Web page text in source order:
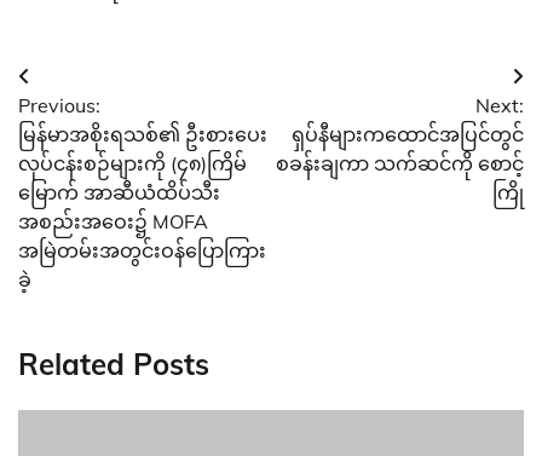
Post
navigation
Previous:
မြန်မာအစိုးရသစ်၏ ဦးစားပေး
လုပ်ငန်းစဉ်များကို (၄၈)ကြိမ်
မြောက် အာဆီယံထိပ်သီး
အစည်းအဝေး၌ MOFA
အမြဲတမ်းအတွင်းဝန်ပြောကြား
ခဲ့
Next:
ရှပ်နီများကထောင်အပြင်တွင်
စခန်းချကာ သက်ဆင်ကို စောင့်
ကြို
Related Posts